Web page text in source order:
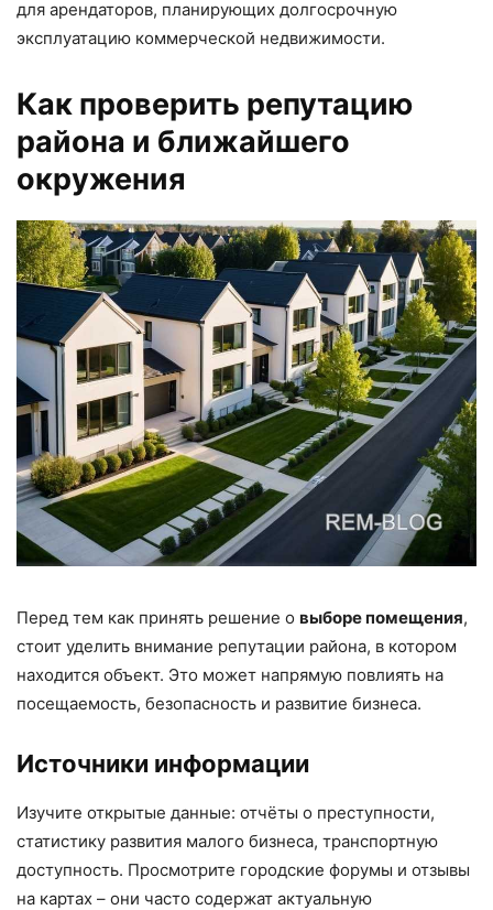
для арендаторов, планирующих долгосрочную
эксплуатацию коммерческой недвижимости.
Как проверить репутацию
района и ближайшего
окружения
Перед тем как принять решение о выборе помещения,
стоит уделить внимание репутации района, в котором
находится объект. Это может напрямую повлиять на
посещаемость, безопасность и развитие бизнеса.
Источники информации
Изучите открытые данные: отчёты о преступности,
статистику развития малого бизнеса, транспортную
доступность. Просмотрите городские форумы и отзывы
на картах – они часто содержат актуальную